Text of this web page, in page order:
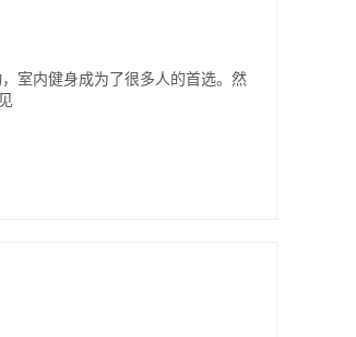
室内健身成为了很多人的首选。然